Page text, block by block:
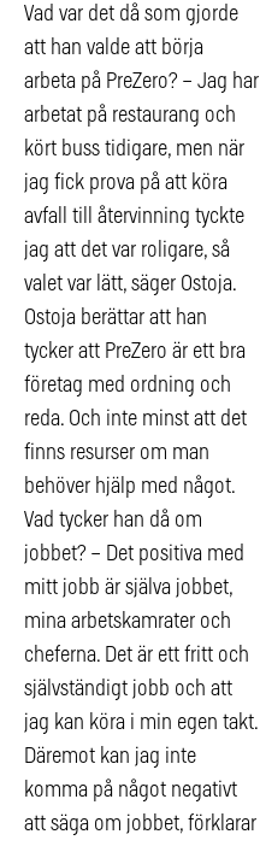
Vad var det då som gjorde
att han valde att börja
arbeta på PreZero? – Jag har
arbetat på restaurang och
kört buss tidigare, men när
jag fick prova på att köra
avfall till återvinning tyckte
jag att det var roligare, så
valet var lätt, säger Ostoja.
Ostoja berättar att han
tycker att PreZero är ett bra
företag med ordning och
reda. Och inte minst att det
finns resurser om man
behöver hjälp med något.
Vad tycker han då om
jobbet? – Det positiva med
mitt jobb är själva jobbet,
mina arbetskamrater och
cheferna. Det är ett fritt och
självständigt jobb och att
jag kan köra i min egen takt.
Däremot kan jag inte
komma på något negativt
att säga om jobbet, förklarar